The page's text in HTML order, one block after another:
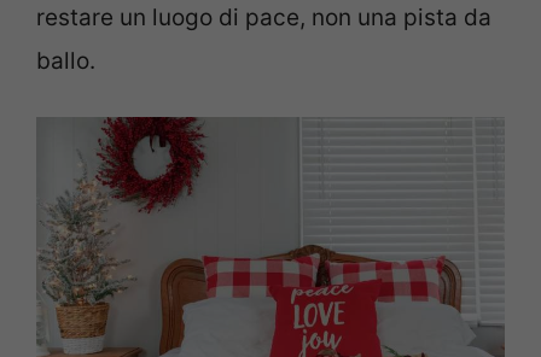
restare un luogo di pace, non una pista da
ballo.